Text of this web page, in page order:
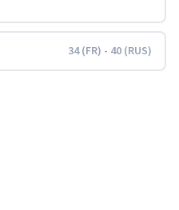
34 (FR) - 40 (RUS)